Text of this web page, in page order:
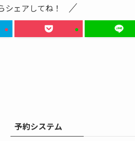
シェアしてね！
予約システム